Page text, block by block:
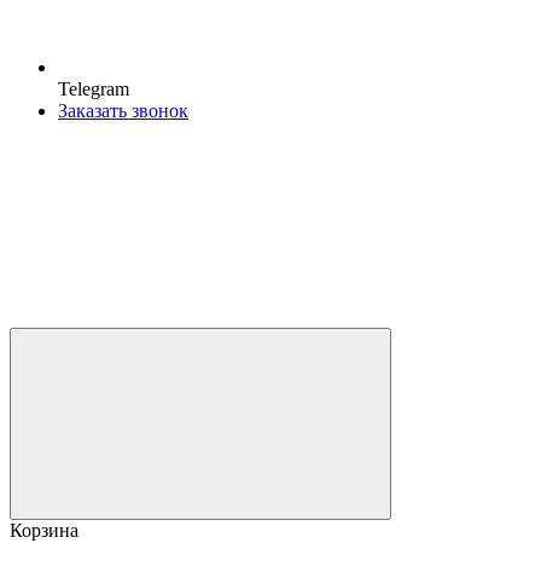
Telegram
Заказать звонок
Корзина